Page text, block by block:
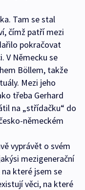
Tam se stal
čímž patří mezi
pokračovat
V Německu se
Böllem, takže
Mezi jeho
třeba Gerhard
na „střídačku“ do
německém
vyprávět o svém
mezigenerační
které jsem se
věci, na které